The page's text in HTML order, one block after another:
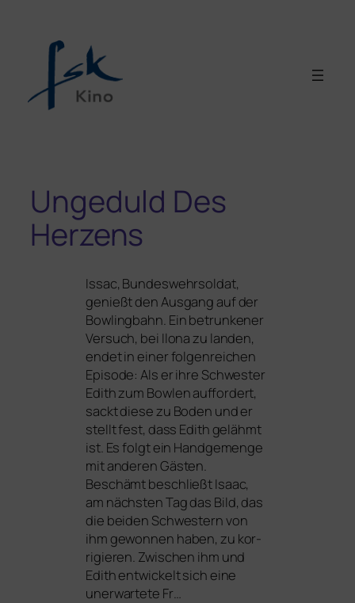
Ungeduld Des
Herzens
Issac, Bundeswehrsoldat,
genießt den Ausgang auf der
Bowlingbahn. Ein betrun­ke­ner
Versuch, bei Ilona zu lan­den,
endet in einer fol­gen­rei­chen
Episode: Als er ihre Schwester
Edith zum Bowlen auf­for­dert,
sackt die­se zu Boden und er
stellt fest, dass Edith gelähmt
ist. Es folgt ein Handgemenge
mit ande­ren Gästen.
Beschämt beschließt Isaac,
am nächs­ten Tag das Bild, das
die bei­den Schwestern von
ihm gewon­nen haben, zu kor­
ri­gie­ren. Zwischen ihm und
Edith ent­wi­ckelt sich eine
uner­war­te­te Fr…